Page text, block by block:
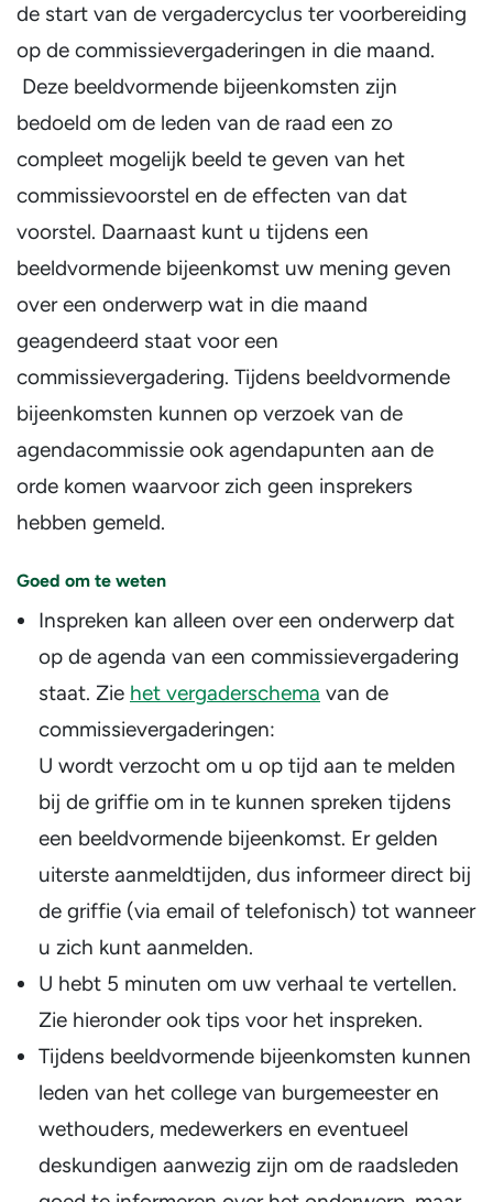
de start van de vergadercyclus ter voorbereiding
op de commissievergaderingen in die maand.
Deze beeldvormende bijeenkomsten zijn
bedoeld om de leden van de raad een zo
compleet mogelijk beeld te geven van het
commissievoorstel en de effecten van dat
voorstel. Daarnaast kunt u tijdens een
beeldvormende bijeenkomst uw mening geven
over een onderwerp wat in die maand
geagendeerd staat voor een
commissievergadering. Tijdens beeldvormende
bijeenkomsten kunnen op verzoek van de
agendacommissie ook agendapunten aan de
orde komen waarvoor zich geen insprekers
hebben gemeld.
Goed om te weten
Inspreken kan alleen over een onderwerp dat
op de agenda van een commissievergadering
staat. Zie het vergaderschema van de
commissievergaderingen:
U wordt verzocht om u op tijd aan te melden
bij de griffie om in te kunnen spreken tijdens
een beeldvormende bijeenkomst. Er gelden
uiterste aanmeldtijden, dus informeer direct bij
de griffie (via email of telefonisch) tot wanneer
u zich kunt aanmelden.
U hebt 5 minuten om uw verhaal te vertellen.
Zie hieronder ook tips voor het inspreken.
Tijdens beeldvormende bijeenkomsten kunnen
leden van het college van burgemeester en
wethouders, medewerkers en eventueel
deskundigen aanwezig zijn om de raadsleden